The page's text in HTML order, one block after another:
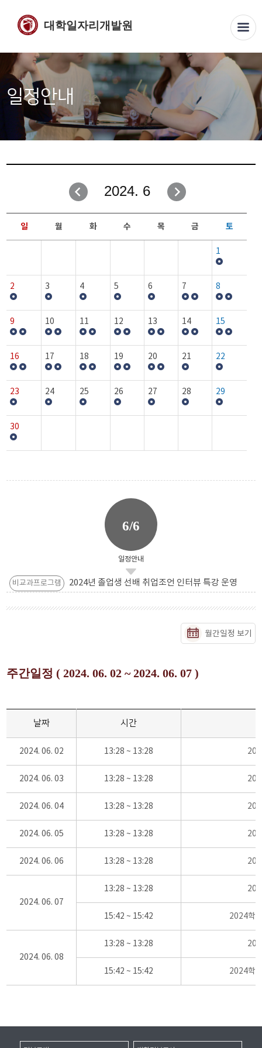
대학일자리개발원
일정안내
2024. 6
일 월 화 수 목 금 토
1
2 3 4 5 6 7 8
9 10 11 12 13 14 15
16 17 18 19 20 21 22
23 24 25 26 27 28 29
30
6/6
일정안내
비교과프로그램 2024년 졸업생 선배 취업조언 인터뷰 특강 운영
월간일정 보기
주간일정 ( 2024. 06. 02 ~ 2024. 06. 07 )
날짜 시간
2024. 06. 02 13:28 ~ 13:28
2024. 06. 03 13:28 ~ 13:28
2024. 06. 04 13:28 ~ 13:28
2024. 06. 05 13:28 ~ 13:28
2024. 06. 06 13:28 ~ 13:28
2024. 06. 07
13:28 ~ 13:28
15:42 ~ 15:42 2024학
2024. 06. 08
13:28 ~ 13:28
15:42 ~ 15:42 2024학